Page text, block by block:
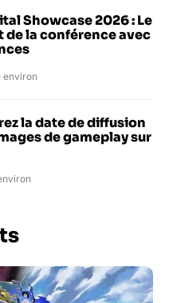
Showcase 2026 : Le
de la conférence avec
environ
la date de diffusion
de gameplay sur